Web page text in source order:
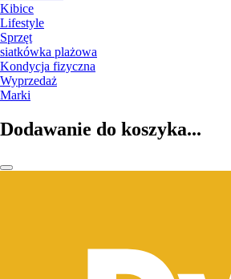
Kibice
Lifestyle
Sprzęt
siatkówka plażowa
Kondycja fizyczna
Wyprzedaż
Marki
Dodawanie do koszyka...